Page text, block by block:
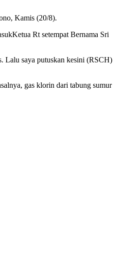
Kamis (20/8).
Rt setempat Bernama Sri
Lalu saya putuskan kesini (RSCH)
gas klorin dari tabung sumur